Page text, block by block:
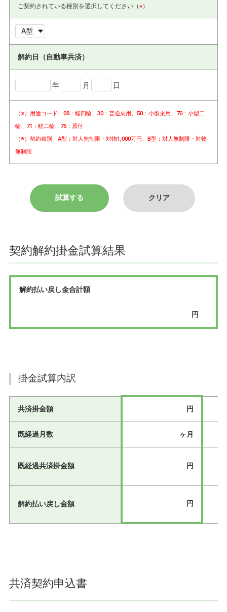
ご契約されている種別を選択してください（※）
解約日（自動車共済）
年 月 日
（※）用途コード 08：軽四輪、30：普通乗用、50：小型乗用、70：小型二
輪、71：軽二輪、75：原付
（※）契約種別 A型：対人無制限・対物1,000万円、B型：対人無制限・対物
無制限
契約解約掛金試算結果
解約払い戻し金合計額
円
掛金試算内訳
共済掛金額 円
既経過月数 ヶ月
既経過共済掛金額 円
解約払い戻し金額 円
共済契約申込書